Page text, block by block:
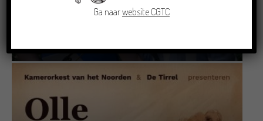
Dichters in de Prinsentuin: Verslag Zomor Wat
29/06/2026
Ga naarwebsite CGTC